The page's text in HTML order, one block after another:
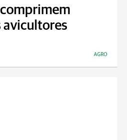
avicultores
AGRO